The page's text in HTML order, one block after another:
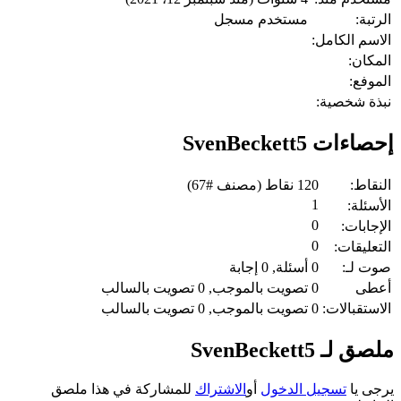
الرتبة:
مستخدم مسجل
الاسم الكامل:
المكان:
الموفع:
نبذة شخصية:
إحصاءات SvenBeckett5
النقاط: 120 نقاط (مصنف #67
)
الأسئلة:
1
الإجابات:
0
التعليقات:
0
صوت لـ:
0 أسئلة, 0 إجابة
أعطى
0 تصويت بالموجب, 0 تصويت بالسالب
الاستقبالات: 0 تصويت بالموجب, 0 تصويت بالسالب
ملصق لـ SvenBeckett5
يرجى يا تسجيل الدخول أو الاشتراك للمشاركة في هذا ملصق